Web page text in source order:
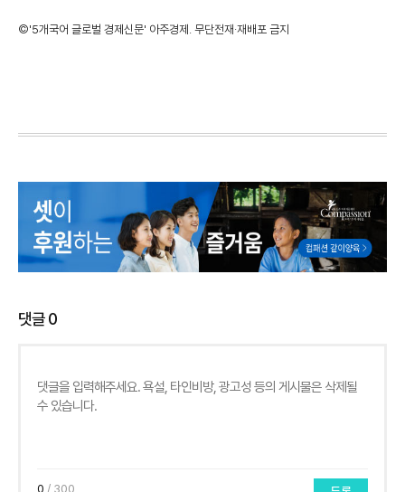
©'5개국어 글로벌 경제신문' 아주경제. 무단전재·재배포 금지
댓글0
0 / 300